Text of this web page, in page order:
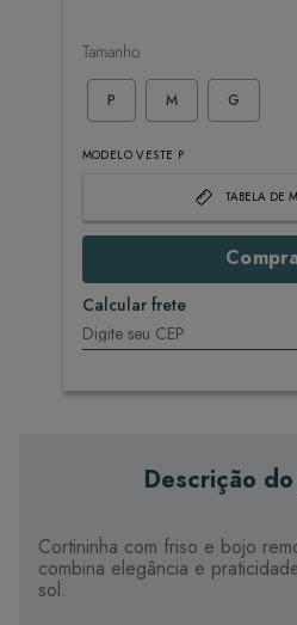
Tamanho
P M G
MODELO VESTE P
TABELA DE
Calcular frete
Descrição
Cortininha com friso e bojo
combina elegância e
sol.